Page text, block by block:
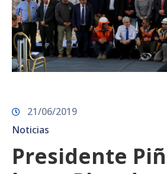
21/06/2019
Noticias
Presidente